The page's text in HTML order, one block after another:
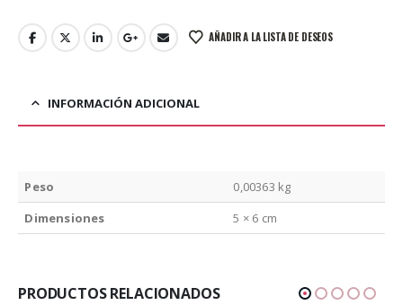
AÑADIR A LA LISTA DE DESEOS
INFORMACIÓN ADICIONAL
Peso
0,00363 kg
Dimensiones
5 × 6 cm
PRODUCTOS RELACIONADOS